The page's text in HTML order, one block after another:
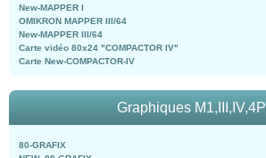
New-MAPPER I
OMIKRON MAPPER III/64
New-MAPPER III/64
Carte vidéo 80x24 "COMPACTOR IV"
Carte New-COMPACTOR-IV
Graphiques M1,III,IV,4P
80-GRAFIX